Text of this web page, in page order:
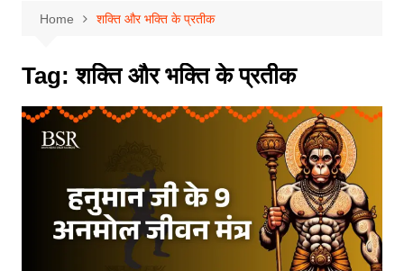
Home शक्ति और भक्ति के प्रतीक
Tag:शक्ति और भक्ति के प्रतीक